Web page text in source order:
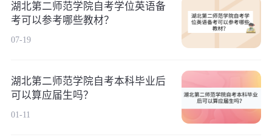
湖北第二师范学院自考学位英语备
考可以参考哪些教材？
07-19
湖北第二师范学院自考本科毕业后
可以算应届生吗？
01-11